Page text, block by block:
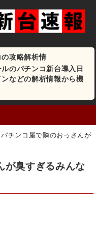
攻略解析情
のパチンコ新台導入日
などの解析情報から機
パチンコ屋で隣のおっさんが
が臭すぎるみんな